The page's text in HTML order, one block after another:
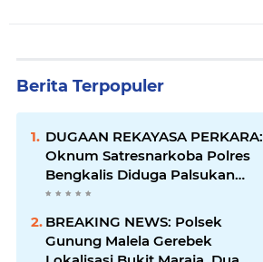
Berita Terpopuler
DUGAAN REKAYASA PERKARA:
Oknum Satresnarkoba Polres
Bengkalis Diduga Palsukan
Barang Bukti Hingga Paksa
BREAKING NEWS: Polsek
Gunung Malela Gerebek